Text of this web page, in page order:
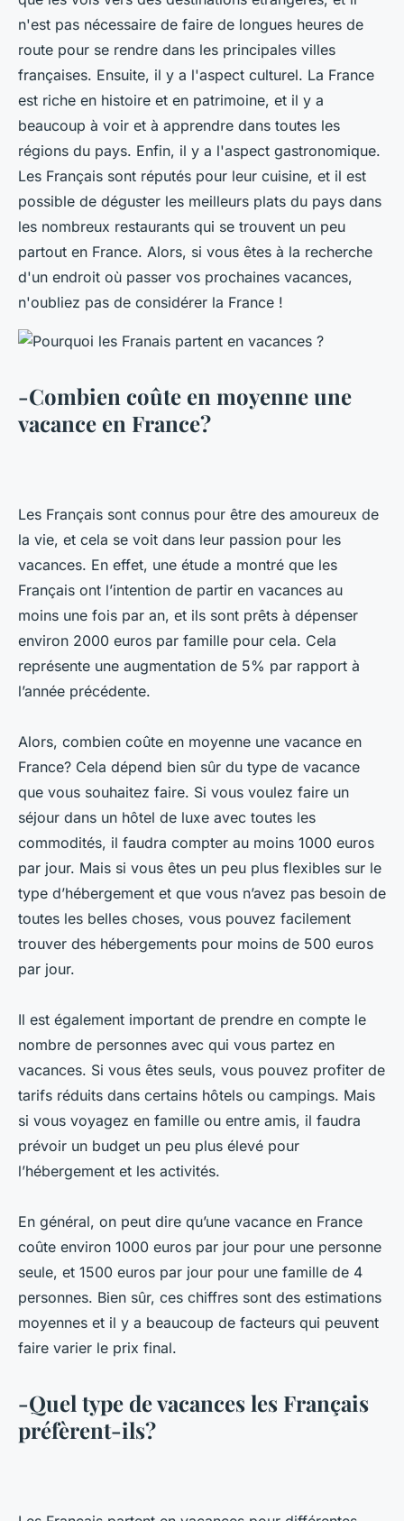
n'est pas nécessaire de faire de longues heures de
route pour se rendre dans les principales villes
françaises. Ensuite, il y a l'aspect culturel. La France
est riche en histoire et en patrimoine, et il y a
beaucoup à voir et à apprendre dans toutes les
régions du pays. Enfin, il y a l'aspect gastronomique.
Les Français sont réputés pour leur cuisine, et il est
possible de déguster les meilleurs plats du pays dans
les nombreux restaurants qui se trouvent un peu
partout en France. Alors, si vous êtes à la recherche
d'un endroit où passer vos prochaines vacances,
n'oubliez pas de considérer la France !
-Combien coûte en moyenne une
vacance en France?
Les Français sont connus pour être des amoureux de
la vie, et cela se voit dans leur passion pour les
vacances. En effet, une étude a montré que les
Français ont l’intention de partir en vacances au
moins une fois par an, et ils sont prêts à dépenser
environ 2000 euros par famille pour cela. Cela
représente une augmentation de 5% par rapport à
l’année précédente.
Alors, combien coûte en moyenne une vacance en
France? Cela dépend bien sûr du type de vacance
que vous souhaitez faire. Si vous voulez faire un
séjour dans un hôtel de luxe avec toutes les
commodités, il faudra compter au moins 1000 euros
par jour. Mais si vous êtes un peu plus flexibles sur le
type d’hébergement et que vous n’avez pas besoin de
toutes les belles choses, vous pouvez facilement
trouver des hébergements pour moins de 500 euros
par jour.
Il est également important de prendre en compte le
nombre de personnes avec qui vous partez en
vacances. Si vous êtes seuls, vous pouvez profiter de
tarifs réduits dans certains hôtels ou campings. Mais
si vous voyagez en famille ou entre amis, il faudra
prévoir un budget un peu plus élevé pour
l’hébergement et les activités.
En général, on peut dire qu’une vacance en France
coûte environ 1000 euros par jour pour une personne
seule, et 1500 euros par jour pour une famille de 4
personnes. Bien sûr, ces chiffres sont des estimations
moyennes et il y a beaucoup de facteurs qui peuvent
faire varier le prix final.
-Quel type de vacances les Français
préfèrent-ils?